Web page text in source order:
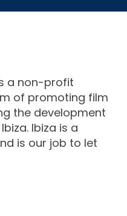
a non-profit
of promoting film
the development
Ibiza is a
is our job to let